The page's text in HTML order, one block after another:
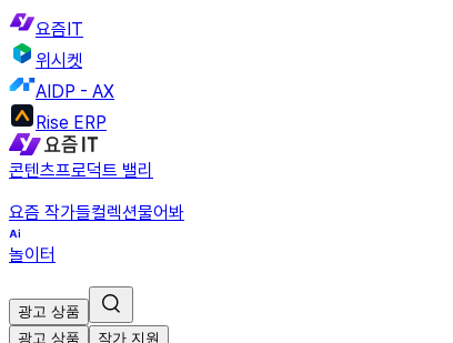
요즘IT
위시켓
AIDP - AX
Rise ERP
콘텐츠프로덕트 밸리
요즘 작가들컬렉션물어봐
놀이터
광고 상품
광고 상품
작가 지원